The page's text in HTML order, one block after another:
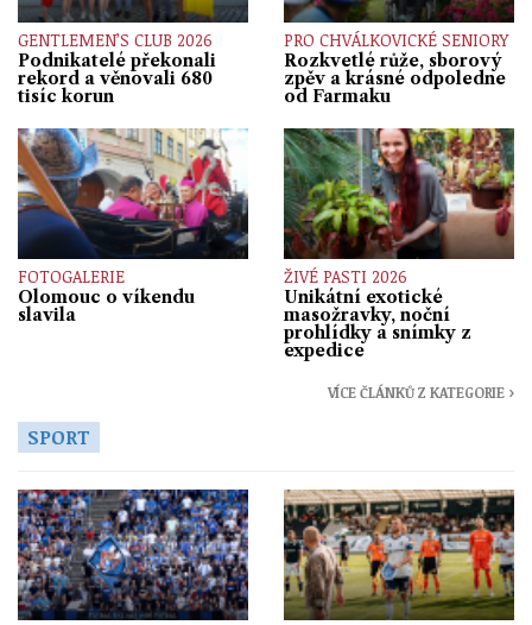
GENTLEMEN’S CLUB 2026
Podnikatelé překonali
rekord a věnovali 680
tisíc korun
PRO CHVÁLKOVICKÉ SENIORY
Rozkvetlé růže, sborový
zpěv a krásné odpoledne
od Farmaku
FOTOGALERIE
Olomouc o víkendu
slavila
ŽIVÉ PASTI 2026
Unikátní exotické
masožravky, noční
prohlídky a snímky z
expedice
VÍCE ČLÁNKŮ Z KATEGORIE ›
SPORT